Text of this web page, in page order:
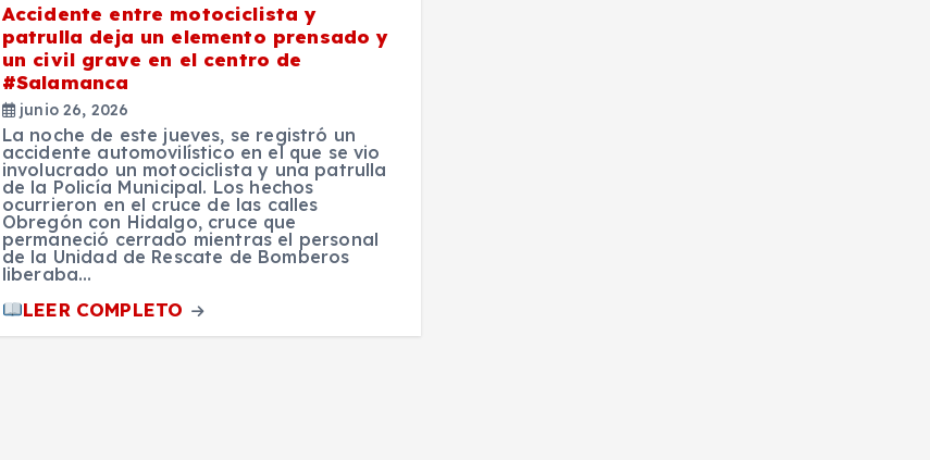
Accidente entre motociclista y
patrulla deja un elemento prensado y
un civil grave en el centro de
#Salamanca
junio 26, 2026
La noche de este jueves, se registró un
accidente automovilístico en el que se vio
involucrado un motociclista y una patrulla
de la Policía Municipal. Los hechos
ocurrieron en el cruce de las calles
Obregón con Hidalgo, cruce que
permaneció cerrado mientras el personal
de la Unidad de Rescate de Bomberos
liberaba…
LEER COMPLETO